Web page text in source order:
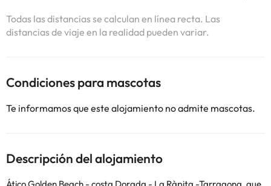
Todas las distancias se calculan en línea recta. Las
distancias de viaje en la realidad pueden variar.
Condiciones para mascotas
Te informamos que este alojamiento no admite mascotas.
Descripción del alojamiento